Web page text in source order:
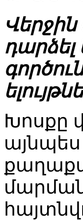
դարձել
Խոսքը